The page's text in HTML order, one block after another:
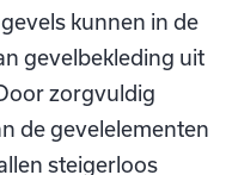
kunnen in de
gevelbekleding uit
zorgvuldig
de gevelelementen
steigerloos